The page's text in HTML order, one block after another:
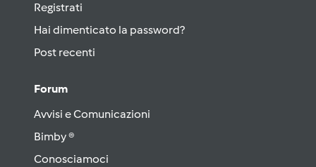
Registrati
Hai dimenticato la password?
Post recenti
Forum
Avvisi e Comunicazioni
Bimby ®
Conosciamoci